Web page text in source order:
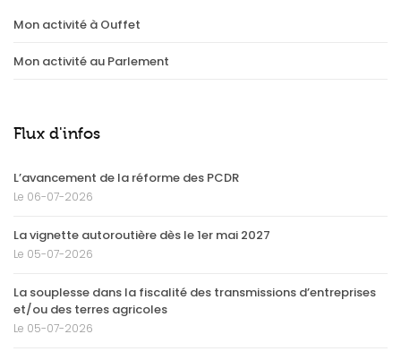
Mon activité à Ouffet
Mon activité au Parlement
Flux d'infos
L’avancement de la réforme des PCDR
Le 06-07-2026
La vignette autoroutière dès le 1er mai 2027
Le 05-07-2026
La souplesse dans la fiscalité des transmissions d’entreprises
et/ou des terres agricoles
Le 05-07-2026